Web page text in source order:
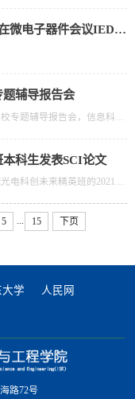
信息学院Arokia Nathan团队在微电子器件会议IEDM 2023发表最新成果
辅导报告会
科生发表SCI论文
近日，山东大学信息科学与工程学院光电科创未来精英班的2021级本科生李莹，在不规则孔径干涉图相位解调领域取得显著进展。相关研究成果以“Phase retrieval for single-frame interferogram with an irregular-shaped aperture based on deep learning”为题，发表于国际权威期刊Optics Express。在现代光学中，具有不规则孔径的光学元件能提供更高的灵活性和自由度，在许多光学系统中是不可替代的。干涉测量法作为一种广泛应用...
5 ... 15 下页
大学
人民网
路72号